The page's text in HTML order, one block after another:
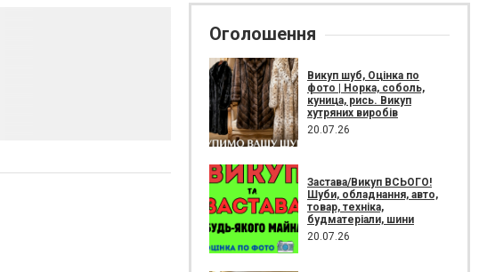
Оголошення
Викуп шуб, Оцінка по
фото | Норка, соболь,
куница, рись. Викуп
хутряних виробів
20.07.26
Застава/Викуп ВСЬОГО!
Шуби, обладнання, авто,
товар, техніка,
будматеріали, шини
20.07.26